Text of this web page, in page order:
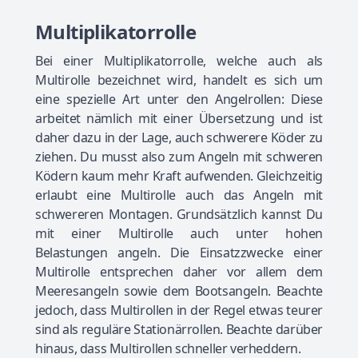
Multiplikatorrolle
Bei einer Multiplikatorrolle, welche auch als
Multirolle bezeichnet wird, handelt es sich um
eine spezielle Art unter den Angelrollen: Diese
arbeitet nämlich mit einer Übersetzung und ist
daher dazu in der Lage, auch schwerere Köder zu
ziehen. Du musst also zum Angeln mit schweren
Ködern kaum mehr Kraft aufwenden. Gleichzeitig
erlaubt eine Multirolle auch das Angeln mit
schwereren Montagen. Grundsätzlich kannst Du
mit einer Multirolle auch unter hohen
Belastungen angeln. Die Einsatzzwecke einer
Multirolle entsprechen daher vor allem dem
Meeresangeln sowie dem Bootsangeln. Beachte
jedoch, dass Multirollen in der Regel etwas teurer
sind als reguläre Stationärrollen. Beachte darüber
hinaus, dass Multirollen schneller verheddern.